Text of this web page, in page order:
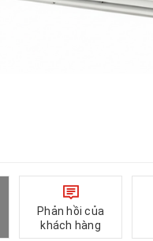
Phản hồi của
khách hàng